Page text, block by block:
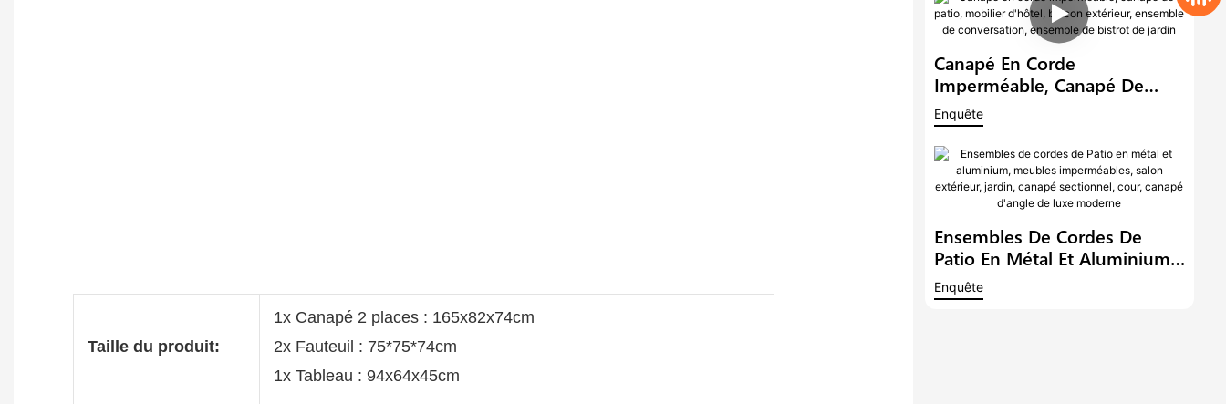
Osier Avec Table Basse
Canapé En Corde
Imperméable, Canapé De
Patio, Mobilier D'hôtel, Balcon
Extérieur, Ensemble De
Conversation, Ensemble De
Bistrot De Jardin
Enquête
Ensembles De Cordes De
Patio En Métal Et Aluminium,
Meubles Imperméables, Salon
Extérieur, Jardin, Canapé
Enquête
Taille du produit:
1x Canapé 2 places : 165x82x74cm
2x Fauteuil : 75*75*74cm
1x Tableau : 94x64x45cm